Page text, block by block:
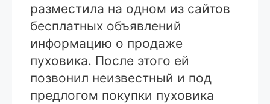
разместила на одном из сайтов
бесплатных объявлений
информацию о продаже
пуховика. После этого ей
позвонил неизвестный и под
предлогом покупки пуховика